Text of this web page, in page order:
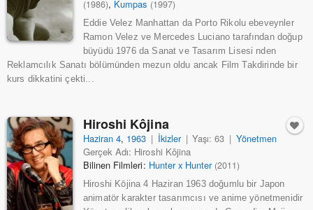
(1986), Kumpas (1997)
Eddie Velez Manhattan da Porto Rikolu ebeveynler
Ramon Velez ve Mercedes Luciano tarafından doğup
büyüdü 1976 da Sanat ve Tasarım Lisesi nden
Reklamcılık Sanatı bölümünden mezun oldu ancak Film Takdirinde bir
kurs dikkatini çekti...
Hiroshi Kôjina
Haziran 4, 1963 | İkizler | Yaşı: 63 | Yönetmen
Gerçek Adı: Hiroshi Kôjina
Bilinen Filmleri: Hunter x Hunter (2011)
Hiroshi Kōjina 4 Haziran 1963 doğumlu bir Japon
animatör karakter tasarımcısı ve anime yönetmenidir